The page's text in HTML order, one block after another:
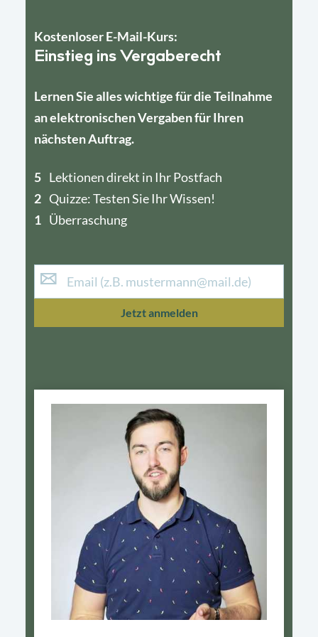
Kostenloser E-Mail-Kurs:
Einstieg ins Vergaberecht
Lernen Sie alles wichtige für die Teilnahme
an elektronischen Vergaben für Ihren
nächsten Auftrag.
5 Lektionen direkt in Ihr Postfach
2 Quizze: Testen Sie Ihr Wissen!
1 Überraschung
4
1
Jetzt anmelden